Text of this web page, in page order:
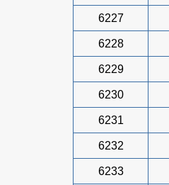
6227
6228
6229
6230
6231
6232
6233